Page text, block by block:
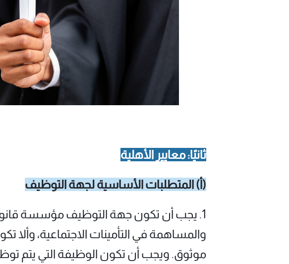
ثانيًا: معايير الأهلية
(أ) المتطلبات الأساسية لجهة التوظيف
1. يجب أن تكون جهة التوظيف مؤسسة
والمساهمة في التأمينات الاجتماعية،
موثوق. ويجب أن تكون الوظيفة التي يتم